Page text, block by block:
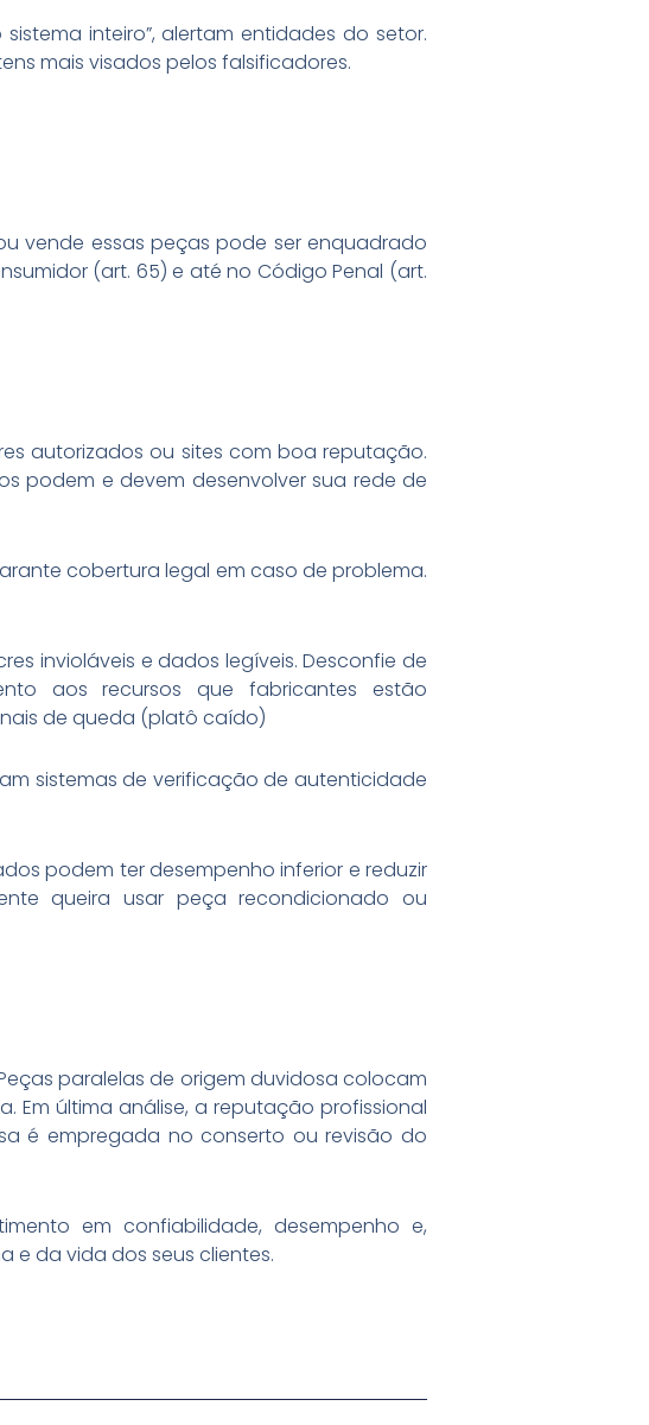
inteiro”, alertam entidades do setor.
mais visados pelos falsificadores.
vende essas peças pode ser enquadrado
(art. 65) e até no Código Penal (art.
autorizados ou sites com boa reputação.
podem e devem desenvolver sua rede de
cobertura legal em caso de problema.
invioláveis e dados legíveis. Desconfie de
aos recursos que fabricantes estão
de queda (platô caído)
sistemas de verificação de autenticidade
podem ter desempenho inferior e reduzir
queira usar peça recondicionado ou
paralelas de origem duvidosa colocam
Em última análise, a reputação profissional
é empregada no conserto ou revisão do
em confiabilidade, desempenho e,
e da vida dos seus clientes.